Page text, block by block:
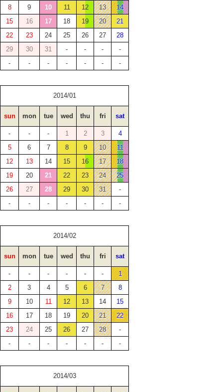
8 9 10 11 12 13
14
15
16 17 18 19 20
21
22
23 24 25 26 27
28
29
30 31 - - -
-
-
- - - - - -
2014/01
sun mon tue wed thu fri sat
- - - 1 2 3
4
5
6 7 8 9 10
11
12
13 14 15 16 17
18
19
20 21 22 23 24
25
26
27 28 29 30 31
-
-
- - - - - -
2014/02
sun mon tue wed thu fri sat
- - - - - -
1
2
3 4 5 6 7
8
9
10 11 12 13 14
15
16
17 18 19 20 21
22
23
24 25 26 27 28
-
-
- - - - - -
2014/03